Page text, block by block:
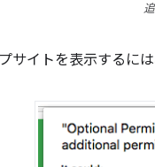
サイトを表示するに